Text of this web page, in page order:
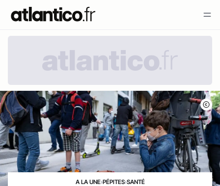
A LA UNE›PÉPITES›SANTÉ